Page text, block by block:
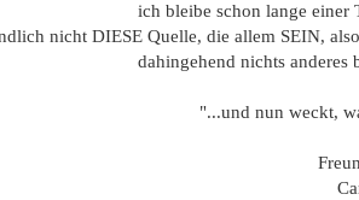
ich bleibe schon lange einer
nicht DIESE Quelle, die allem SEIN,
dahingehend nichts anderes
"...und nun weckt,